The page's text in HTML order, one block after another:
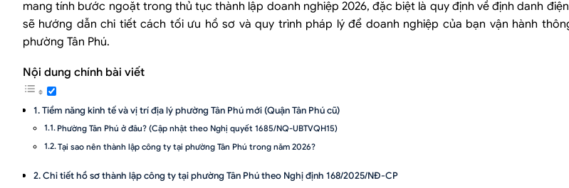
mang tính bước ngoặt trong thủ tục thành lập doanh nghiệp 2026, đặc biệt là quy định về định danh
sẽ hướng dẫn chi tiết cách tối ưu hồ sơ và quy trình pháp lý để doanh nghiệp của bạn vận hành
phường Tân Phú.
Nội dung chính bài viết
Tiềm năng kinh tế và vị trí địa lý phường Tân Phú mới (Quận Tân Phú cũ)
Phường Tân Phú ở đâu? (Cập nhật theo Nghị quyết 1685/NQ-UBTVQH15)
Tại sao nên thành lập công ty tại phường Tân Phú trong năm 2026?
Chi tiết hồ sơ thành lập công ty tại phường Tân Phú theo Nghị định 168/2025/NĐ-CP